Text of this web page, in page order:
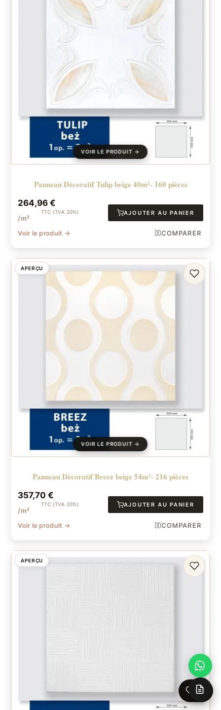
Panneau Décoratif Tulip beige 40m²- 160 pièces
264,96€
TTC (TVA 20%)
/m²
AJOUTER AU PANIER
Voir le produit → COMPARER
APERÇU
Panneau Décoratif Breez beige 54m²- 216 pièces
357,70€
TTC (TVA 20%)
/m²
AJOUTER AU PANIER
Voir le produit → COMPARER
APERÇU
0